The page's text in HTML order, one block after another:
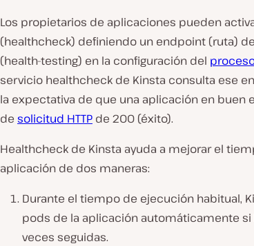
Los propietarios de aplicaciones pueden
(healthcheck) definiendo un endpoint (ruta)
(health-testing) en la configuración del
servicio healthcheck de Kinsta consulta ese
la expectativa de que una aplicación en buen
de solicitud HTTP de 200 (éxito).
Healthcheck de Kinsta ayuda a mejorar el
aplicación de dos maneras:
Durante el tiempo de ejecución habitual,
pods de la aplicación automáticamente
veces seguidas.